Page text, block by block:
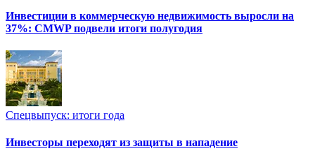
Инвестиции в коммерческую недвижимость выросли на
37%: CMWP подвели итоги полугодия
Спецвыпуск: итоги года
Инвесторы переходят из защиты в нападение